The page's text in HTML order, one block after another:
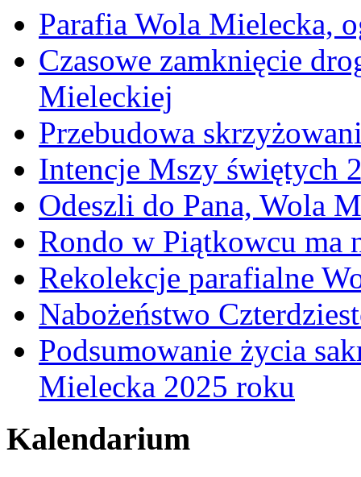
Parafia Wola Mielecka,
Czasowe zamknięcie
Mieleckiej
Przebudowa
Intencje Mszy świętych
Odeszli do Pana, Wola
Rondo w Piątkowcu ma
Rekolekcje parafialne
Nabożeństwo
Podsumowanie życia
Mielecka 2025 roku
Kalendarium